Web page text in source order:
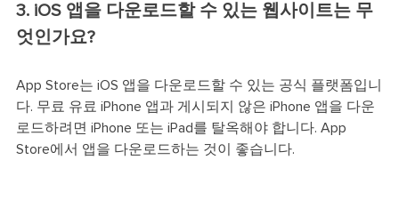
3. iOS 앱을 다운로드할 수 있는 웹사이트는 무
엇인가요?
App Store는 iOS 앱을 다운로드할 수 있는 공식 플랫폼입니
다. 무료 유료 iPhone 앱과 게시되지 않은 iPhone 앱을 다운
로드하려면 iPhone 또는 iPad를 탈옥해야 합니다. App
Store에서 앱을 다운로드하는 것이 좋습니다.